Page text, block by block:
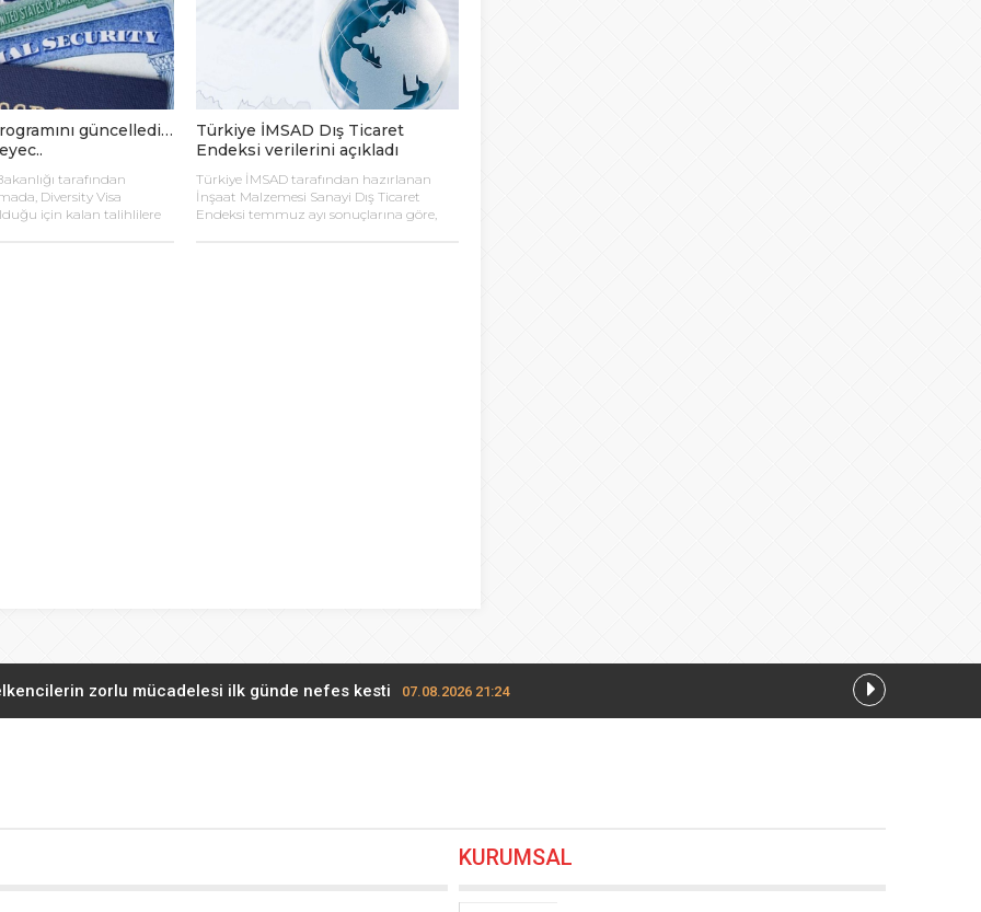
güncelledi…
tarafından
Diversity Visa
için kalan talihlilere
Türkiye İMSAD Dış Ticaret
Endeksi verilerini açıkladı
Türkiye İMSAD tarafından hazırlanan
İnşaat Malzemesi Sanayi Dış Ticaret
Endeksi temmuz ayı sonuçlarına göre,
zorlu mücadelesi ilk günde nefes kesti 07.08.2026 21:24
07.08.2026 00:12KURUMSAL